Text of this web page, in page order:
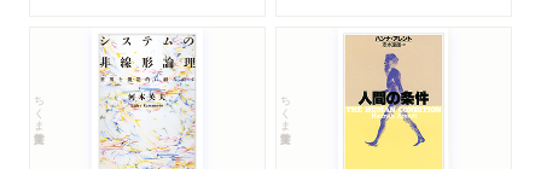
ちくま学芸文庫 ちくま学芸文庫